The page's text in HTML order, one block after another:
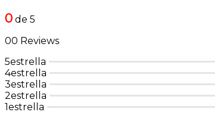
0 de 5
00 Reviews
5estrella
4estrella
3estrella
2estrella
1estrella